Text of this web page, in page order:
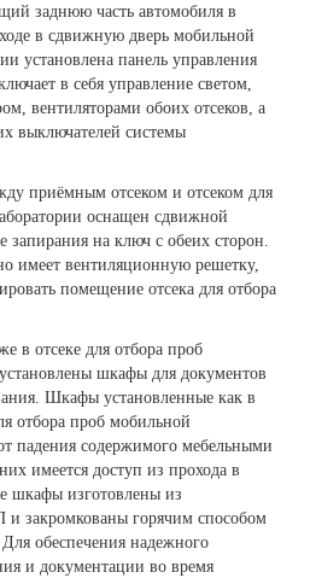
заднюю часть автомобиля в
в сдвижную дверь мобильной
установлена панель управления
в себя управление светом,
вентиляторами обоих отсеков, а
выключателей системы
приёмным отсеком и отсеком для
оснащен сдвижной
запирания на ключ с обеих сторон.
имеет вентиляционную решетку,
помещение отсека для отбора
в отсеке для отбора проб
шкафы для документов
Шкафы установленные как в
отбора проб мобильной
падения содержимого мебельными
имеется доступ из прохода в
шкафы изготовлены из
и закромкованы горячим способом
обеспечения надежного
и документации во время